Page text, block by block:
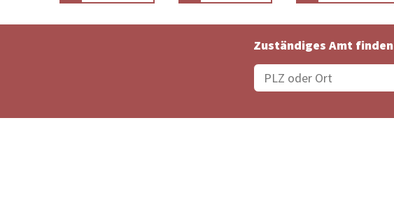
Zuständiges Amt finden